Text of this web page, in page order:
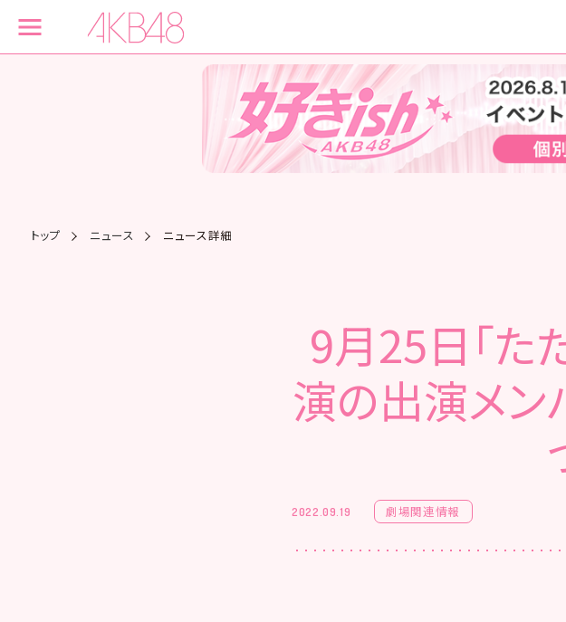
トップ ニュース ニュース詳細
9月25日「
演の出演メン
2022.09.19 劇場関連情報